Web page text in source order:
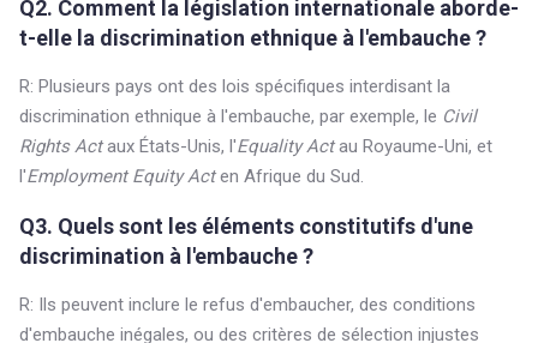
Q2. Comment la législation internationale aborde-
t-elle la discrimination ethnique à l'embauche ?
R: Plusieurs pays ont des lois spécifiques interdisant la
discrimination ethnique à l'embauche, par exemple, le Civil
Rights Actaux États-Unis, l'Equality Actau Royaume-Uni, et
l'Employment Equity Acten Afrique du Sud.
Q3. Quels sont les éléments constitutifs d'une
discrimination à l'embauche ?
R: Ils peuvent inclure le refus d'embaucher, des conditions
d'embauche inégales, ou des critères de sélection injustes